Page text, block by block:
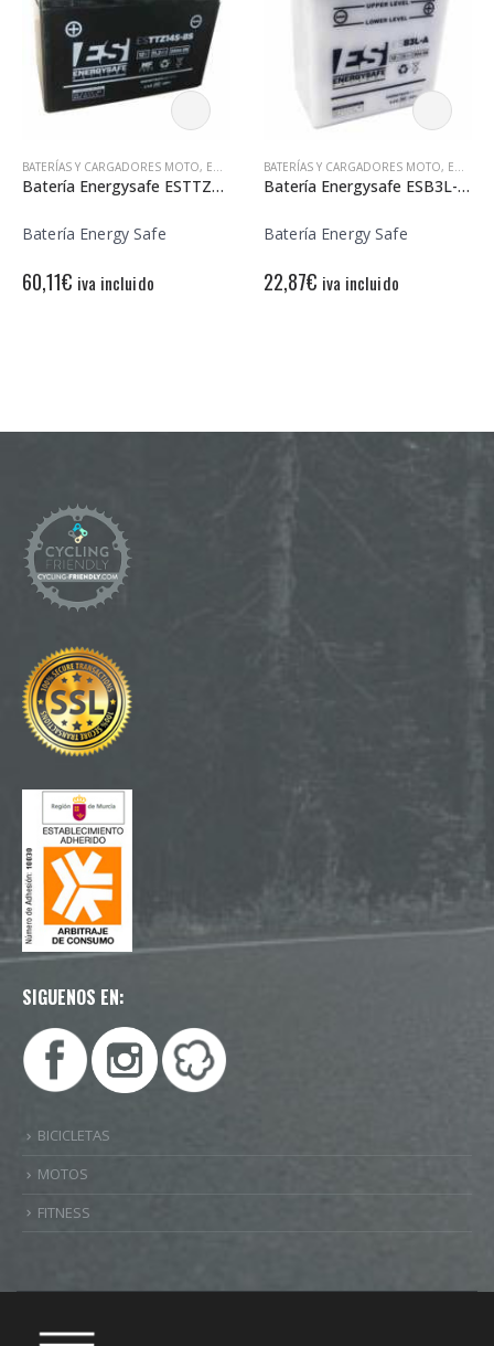
BATERÍAS Y CARGADORES MOTO, ENERGY SAFE
Batería Energysafe ESTTZ14S-BS Sin Mantenimiento
Batería Energy Safe
60,11€ iva incluido
BATERÍAS Y CARGADORES MOTO, ENERGY SAFE
Batería Energysafe ESB3L-A Convencional
Batería Energy Safe
22,87€ iva incluido
SIGUENOS EN:
BICICLETAS
MOTOS
FITNESS